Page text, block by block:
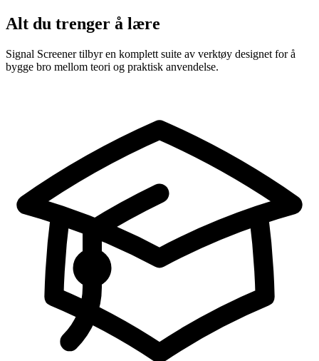
Alt du trenger å lære
Signal Screener tilbyr en komplett suite av verktøy designet for å
bygge bro mellom teori og praktisk anvendelse.